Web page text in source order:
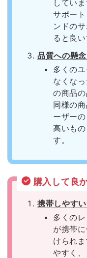
してい
サポー
ンドの
ると良い
品質への懸
多くの
なくな
の商品の
同様の
ーザー
高いも
す。
購入して良
携帯しやす
多くの
が携帯
けられ
やすく